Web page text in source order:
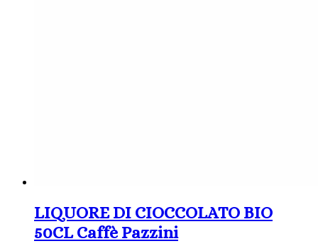
LIQUORE DI CIOCCOLATO BIO
50CL Caffè Pazzini